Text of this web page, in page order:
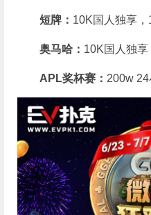
短牌： 10K国人独享，
奥马哈 ： 10K国人独享
APL奖杯赛： 200w 24